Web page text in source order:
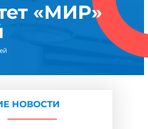
«МИР»
НОВОСТИ